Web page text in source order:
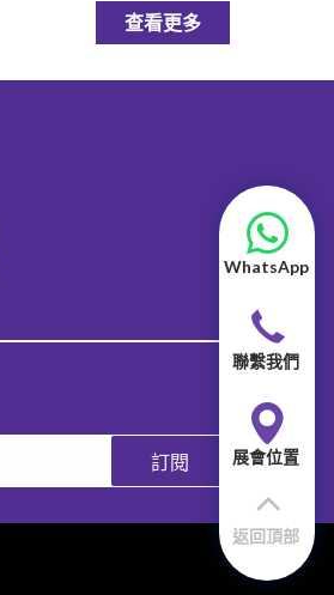
查看更多
訂閱
WhatsApp
聯繫我們
展會位置
返回頂部